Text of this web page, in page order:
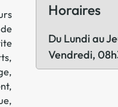
,
,
Horaires
Du Lundi au
Vendredi,